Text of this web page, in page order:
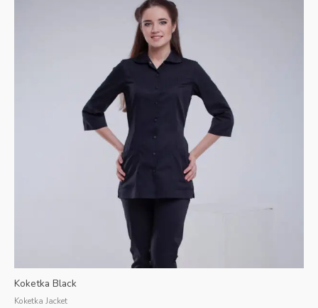
Koketka Black
Koketka Jacket